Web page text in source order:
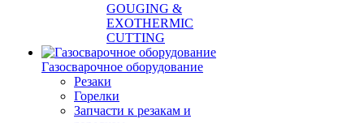
GOUGING &
EXOTHERMIC
CUTTING
Газосварочное оборудование
Резаки
Горелки
Запчасти к резакам и